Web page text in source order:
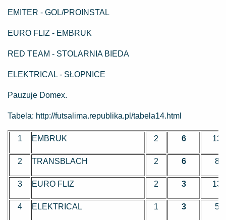
EMITER - GOL/PROINSTAL
EURO FLIZ - EMBRUK
RED TEAM - STOLARNIA BIEDA
ELEKTRICAL - SŁOPNICE
Pauzuje Domex.
Tabela: http://futsalima.republika.pl/tabela14.html
1 EMBRUK 2 6 13
2 TRANSBLACH 2 6 8
3 EURO FLIZ 2 3 13
4 ELEKTRICAL 1 3 5